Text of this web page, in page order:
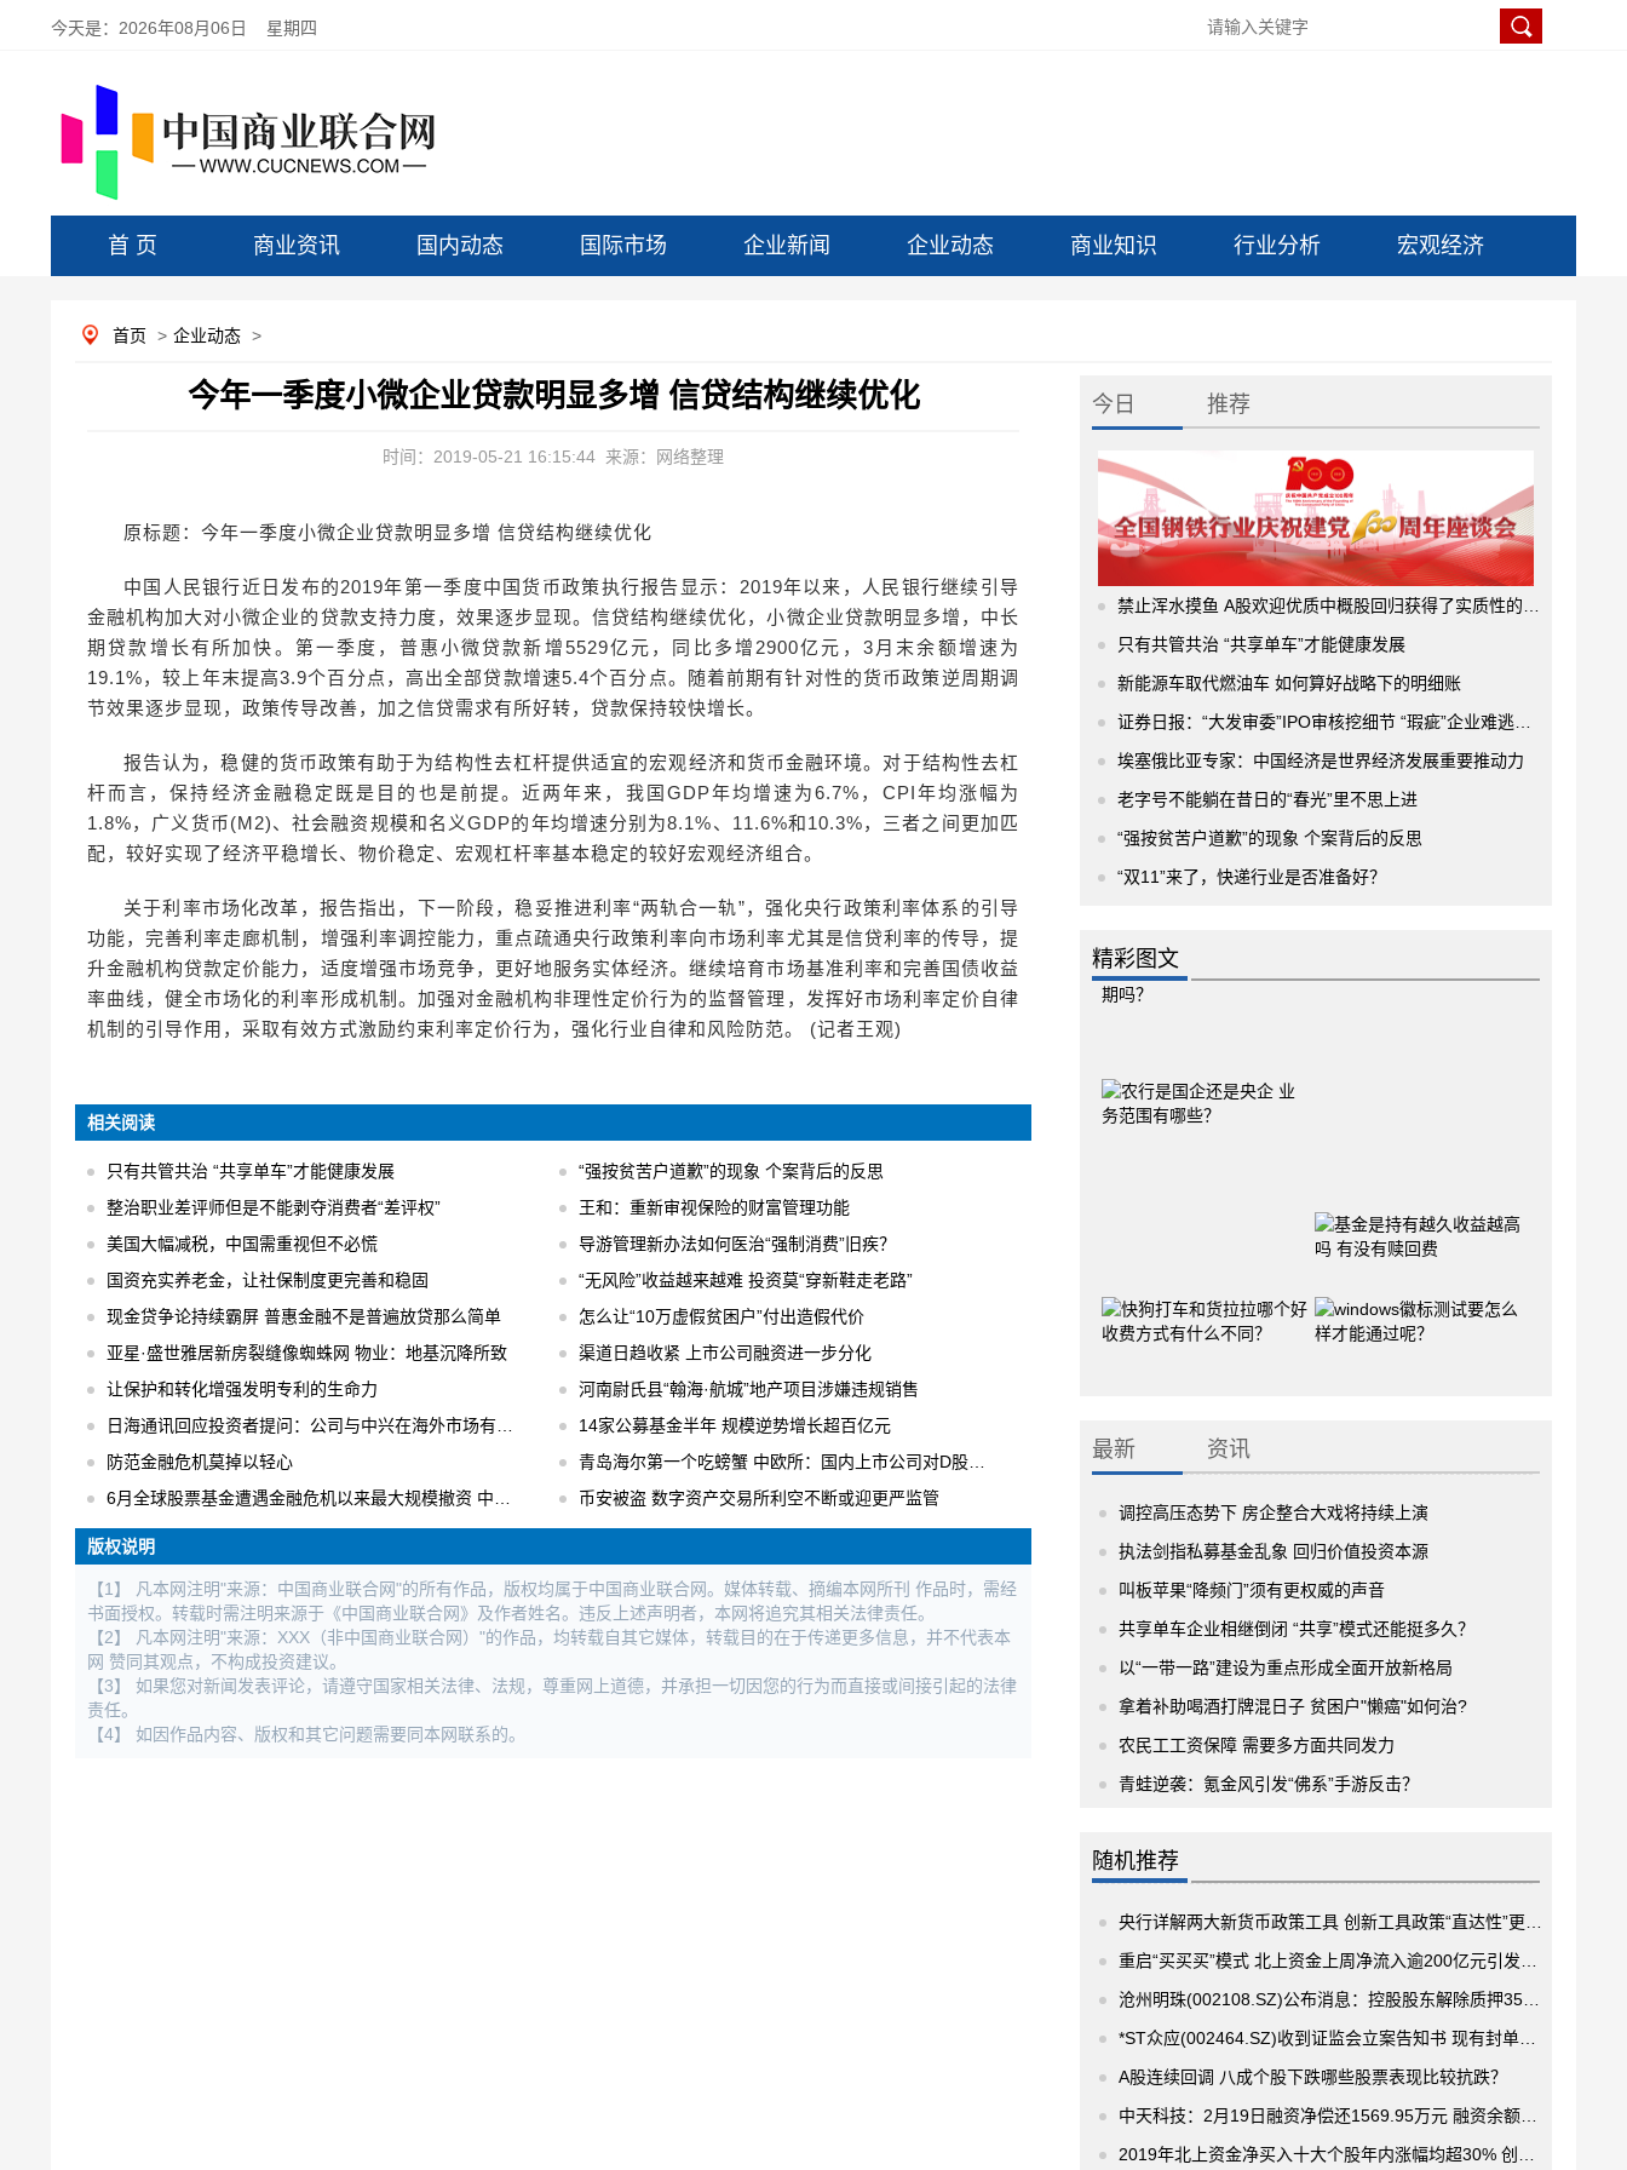
今天是： 2026年08月06日 星期四
首 页 商业资讯 国内动态 国际市场 企业新闻 企业动态 商业知识 行业分析 宏观经济
首页 > 企业动态 >
今年一季度小微企业贷款明显多增 信贷结构继续优化
时间：2019-05-21 16:15:44 来源：网络整理
原标题：今年一季度小微企业贷款明显多增 信贷结构继续优化
中国人民银行近日发布的2019年第一季度中国货币政策执行报告显示：2019年以来，人民银行继续引导
金融机构加大对小微企业的贷款支持力度，效果逐步显现。信贷结构继续优化，小微企业贷款明显多增，中长
期贷款增长有所加快。第一季度，普惠小微贷款新增5529亿元，同比多增2900亿元，3月末余额增速为
19.1%，较上年末提高3.9个百分点，高出全部贷款增速5.4个百分点。随着前期有针对性的货币政策逆周期调
节效果逐步显现，政策传导改善，加之信贷需求有所好转，贷款保持较快增长。
报告认为，稳健的货币政策有助于为结构性去杠杆提供适宜的宏观经济和货币金融环境。对于结构性去杠
杆而言，保持经济金融稳定既是目的也是前提。近两年来，我国GDP年均增速为6.7%，CPI年均涨幅为
1.8%，广义货币(M2)、社会融资规模和名义GDP的年均增速分别为8.1%、11.6%和10.3%，三者之间更加匹
配，较好实现了经济平稳增长、物价稳定、宏观杠杆率基本稳定的较好宏观经济组合。
关于利率市场化改革，报告指出，下一阶段，稳妥推进利率“两轨合一轨”，强化央行政策利率体系的引导
功能，完善利率走廊机制，增强利率调控能力，重点疏通央行政策利率向市场利率尤其是信贷利率的传导，提
升金融机构贷款定价能力，适度增强市场竞争，更好地服务实体经济。继续培育市场基准利率和完善国债收益
率曲线，健全市场化的利率形成机制。加强对金融机构非理性定价行为的监督管理，发挥好市场利率定价自律
机制的引导作用，采取有效方式激励约束利率定价行为，强化行业自律和风险防范。 (记者王观)
相关阅读
只有共管共治 “共享单车”才能健康发展
“强按贫苦户道歉”的现象 个案背后的反思
整治职业差评师但是不能剥夺消费者“差评权”
王和：重新审视保险的财富管理功能
美国大幅减税，中国需重视但不必慌
导游管理新办法如何医治“强制消费”旧疾？
国资充实养老金，让社保制度更完善和稳固
“无风险”收益越来越难 投资莫“穿新鞋走老路”
现金贷争论持续霸屏 普惠金融不是普遍放贷那么简单
怎么让“10万虚假贫困户”付出造假代价
亚星·盛世雅居新房裂缝像蜘蛛网 物业：地基沉降所致
渠道日趋收紧 上市公司融资进一步分化
让保护和转化增强发明专利的生命力
河南尉氏县“翰海·航城”地产项目涉嫌违规销售
日海通讯回应投资者提问：公司与中兴在海外市场有合作
14家公募基金半年 规模逆势增长超百亿元
防范金融危机莫掉以轻心
青岛海尔第一个吃螃蟹 中欧所：国内上市公司对D股关注度逐步升温
6月全球股票基金遭遇金融危机以来最大规模撤资 中国不减反增
币安被盗 数字资产交易所利空不断或迎更严监管
版权说明
【1】 凡本网注明"来源：中国商业联合网"的所有作品，版权均属于中国商业联合网。媒体转载、摘编本网所刊 作品时，需经
书面授权。转载时需注明来源于《中国商业联合网》及作者姓名。违反上述声明者，本网将追究其相关法律责任。
【2】 凡本网注明"来源：XXX（非中国商业联合网）"的作品，均转载自其它媒体，转载目的在于传递更多信息，并不代表本
网 赞同其观点，不构成投资建议。
【3】 如果您对新闻发表评论，请遵守国家相关法律、法规，尊重网上道德，并承担一切因您的行为而直接或间接引起的法律
责任。
【4】 如因作品内容、版权和其它问题需要同本网联系的。
今日 推荐
禁止浑水摸鱼 A股欢迎优质中概股回归获得了实质性的进展
只有共管共治 “共享单车”才能健康发展
新能源车取代燃油车 如何算好战略下的明细账
证券日报：“大发审委”IPO审核挖细节 “瑕疵”企业难逃法眼
埃塞俄比亚专家：中国经济是世界经济发展重要推动力
老字号不能躺在昔日的“春光”里不思上进
“强按贫苦户道歉”的现象 个案背后的反思
“双11”来了，快递行业是否准备好？
精彩图文
最新 资讯
调控高压态势下 房企整合大戏将持续上演
执法剑指私募基金乱象 回归价值投资本源
叫板苹果“降频门”须有更权威的声音
共享单车企业相继倒闭 “共享”模式还能挺多久？
以“一带一路”建设为重点形成全面开放新格局
拿着补助喝酒打牌混日子 贫困户"懒癌"如何治?
农民工工资保障 需要多方面共同发力
青蛙逆袭：氪金风引发“佛系”手游反击？
随机推荐
央行详解两大新货币政策工具 创新工具政策“直达性”更显著
重启“买买买”模式 北上资金上周净流入逾200亿元引发市场各方关注
沧州明珠(002108.SZ)公布消息：控股股东解除质押3500万股
*ST众应(002464.SZ)收到证监会立案告知书 现有封单13万余手
A股连续回调 八成个股下跌哪些股票表现比较抗跌？
中天科技：2月19日融资净偿还1569.95万元 融资余额16.97亿元
2019年北上资金净买入十大个股年内涨幅均超30% 创新高